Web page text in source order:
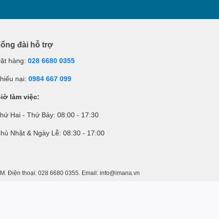
đài hỗ trợ
hàng: 028 6680 0355
nại: 0984 667 099
làm việc:
Hai - Thứ Bảy: 08:00 - 17:30
Nhật & Ngày Lễ: 08:30 - 17:00
Điện thoại: 028 6680 0355. Email: info@imana.vn